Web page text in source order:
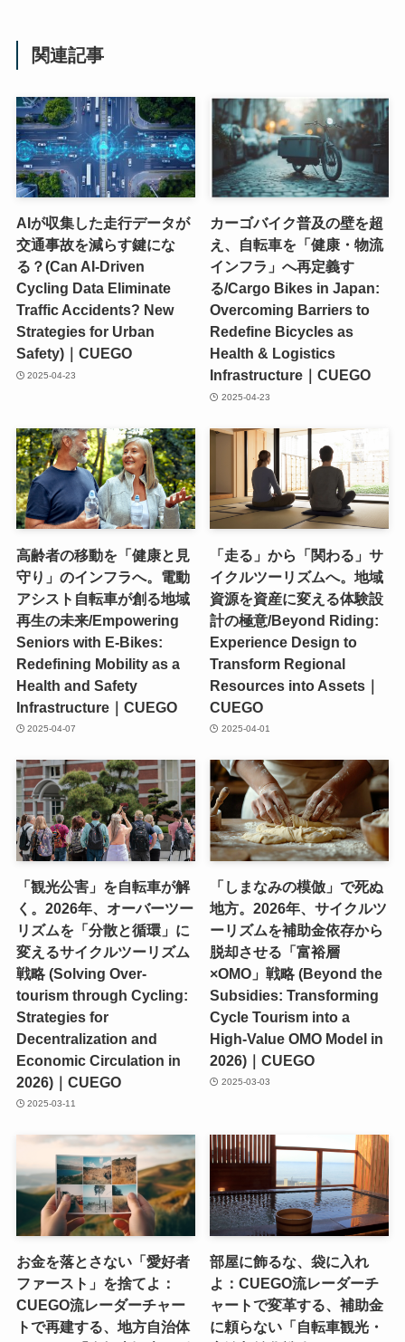
関連記事
AIが収集した走行データが
交通事故を減らす鍵にな
る？(Can AI-Driven
Cycling Data Eliminate
Traffic Accidents? New
Strategies for Urban
Safety)｜CUEGO
2025-04-23
カーゴバイク普及の壁を超
え、自転車を「健康・物流
インフラ」へ再定義す
る/Cargo Bikes in Japan:
Overcoming Barriers to
Redefine Bicycles as
Health & Logistics
Infrastructure｜CUEGO
2025-04-23
高齢者の移動を「健康と見
守り」のインフラへ。電動
アシスト自転車が創る地域
再生の未来/Empowering
Seniors with E-Bikes:
Redefining Mobility as a
Health and Safety
Infrastructure｜CUEGO
2025-04-07
「走る」から「関わる」サ
イクルツーリズムへ。地域
資源を資産に変える体験設
計の極意/Beyond Riding:
Experience Design to
Transform Regional
Resources into Assets｜
CUEGO
2025-04-01
「観光公害」を自転車が解
く。2026年、オーバーツー
リズムを「分散と循環」に
変えるサイクルツーリズム
戦略 (Solving Over-
tourism through Cycling:
Strategies for
Decentralization and
Economic Circulation in
2026)｜CUEGO
2025-03-11
「しまなみの模倣」で死ぬ
地方。2026年、サイクルツ
ーリズムを補助金依存から
脱却させる「富裕層
×OMO」戦略 (Beyond the
Subsidies: Transforming
Cycle Tourism into a
High-Value OMO Model in
2026)｜CUEGO
2025-03-03
お金を落とさない「愛好者
ファースト」を捨てよ：
CUEGO流レーダーチャー
トで再建する、地方自治体
部屋に飾るな、袋に入れ
よ：CUEGO流レーダーチ
ャートで変革する、補助金
に頼らない「自転車観光・